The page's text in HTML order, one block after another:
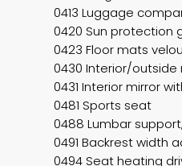
0413 Luggage
0420 Sun protection
0423 Floor mats
0430 Interior/outside
0431 Interior mirror
0481 Sports seat
0488 Lumbar
0491 Backrest width
0494 Seat heating